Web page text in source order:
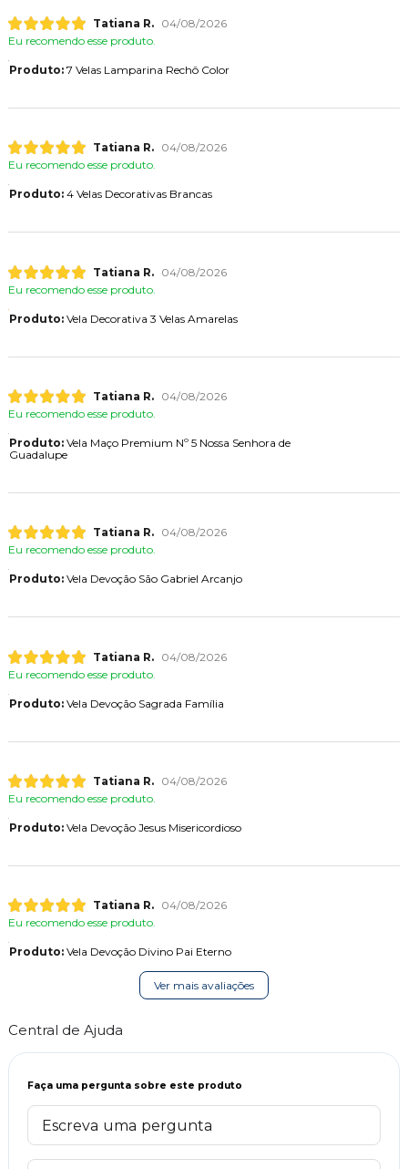
Tatiana R.
04/08/2026
Eu recomendo esse produto.
Produto:7 Velas Lamparina Rechô Color
Tatiana R.
04/08/2026
Eu recomendo esse produto.
Produto:4 Velas Decorativas Brancas
Tatiana R.
04/08/2026
Eu recomendo esse produto.
Produto:Vela Decorativa 3 Velas Amarelas
Tatiana R.
04/08/2026
Eu recomendo esse produto.
Produto:Vela Maço Premium Nº 5 Nossa Senhora de
Guadalupe
Tatiana R.
04/08/2026
Eu recomendo esse produto.
Produto:Vela Devoção São Gabriel Arcanjo
Tatiana R.
04/08/2026
Eu recomendo esse produto.
Produto:Vela Devoção Sagrada Família
Tatiana R.
04/08/2026
Eu recomendo esse produto.
Produto:Vela Devoção Jesus Misericordioso
Tatiana R.
04/08/2026
Eu recomendo esse produto.
Produto:Vela Devoção Divino Pai Eterno
Ver mais avaliações
Central de Ajuda
Faça uma pergunta sobre este produto